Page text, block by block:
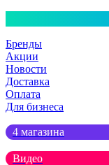
Бренды
Акции
Новости
Доставка
Оплата
Для бизнеса
4 магазина
Видео